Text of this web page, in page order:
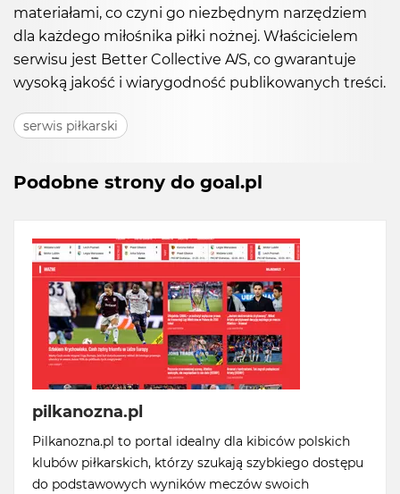
materiałami, co czyni go niezbędnym narzędziem
dla każdego miłośnika piłki nożnej. Właścicielem
serwisu jest Better Collective A/S, co gwarantuje
wysoką jakość i wiarygodność publikowanych treści.
serwis piłkarski
Podobne strony do goal.pl
pilkanozna.pl
Pilkanozna.pl to portal idealny dla kibiców polskich
klubów piłkarskich, którzy szukają szybkiego dostępu
do podstawowych wyników meczów swoich